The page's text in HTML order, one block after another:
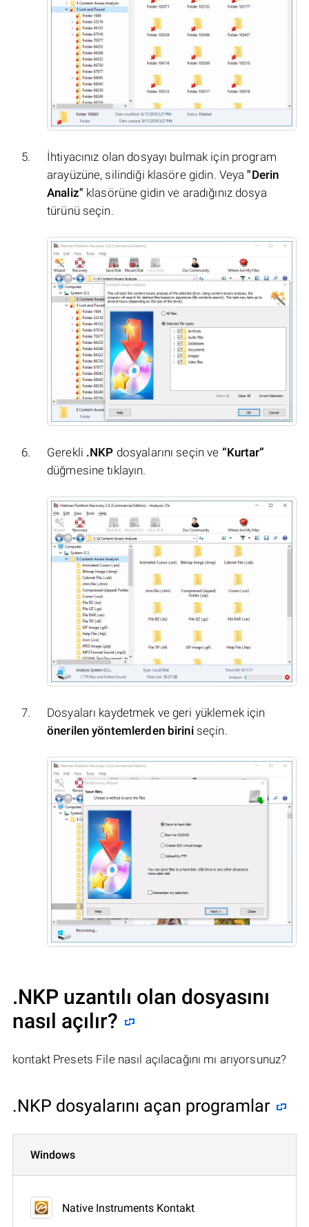
İhtiyacınız olan dosyayı bulmak için program
arayüzüne, silindiği klasöre gidin. Veya"Derin
Analiz" klasörüne gidin ve aradığınız dosya
türünü seçin.
Gerekli .NKP dosyalarını seçin ve “Kurtar”
düğmesine tıklayın.
Dosyaları kaydetmek ve geri yüklemek için
önerilen yöntemlerden biriniseçin.
.NKP uzantılı olan dosyasını
nasıl açılır?
kontakt Presets File nasıl açılacağını mı arıyorsunuz?
.NKP dosyalarını açan programlar
Windows
Native Instruments Kontakt